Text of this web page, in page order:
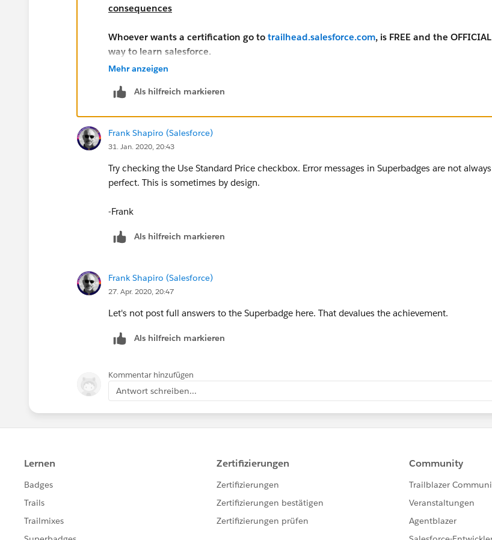
consequences
Whoever wants a certification go to trailhead.salesforce.com, is FREE and the OFFICIAL
way to learn salesforce.
good job, and have fun.
Mehr anzeigen
Als hilfreich markieren
Frank Shapiro (Salesforce)
31. Jan. 2020, 20:43
Try checking the Use Standard Price checkbox. Error messages in Superbadges are not always
perfect. This is sometimes by design.
-Frank
Als hilfreich markieren
Frank Shapiro (Salesforce)
27. Apr. 2020, 20:47
Let's not post full answers to the Superbadge here. That devalues the achievement.
Als hilfreich markieren
Kommentar hinzufügen
Antwort schreiben...